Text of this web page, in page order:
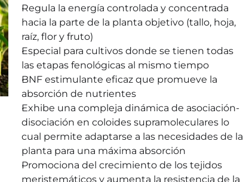
Regula la energía controlada y concentrada
hacia la parte de la planta objetivo (tallo, hoja,
raíz, flor y fruto)
Especial para cultivos donde se tienen todas
las etapas fenológicas al mismo tiempo
BNF estimulante eficaz que promueve la
absorción de nutrientes
Exhibe una compleja dinámica de asociación-
disociación en coloides supramoleculares lo
cual permite adaptarse a las necesidades de la
planta para una máxima absorción
Promociona del crecimiento de los tejidos
meristemáticos y aumenta la resistencia de la